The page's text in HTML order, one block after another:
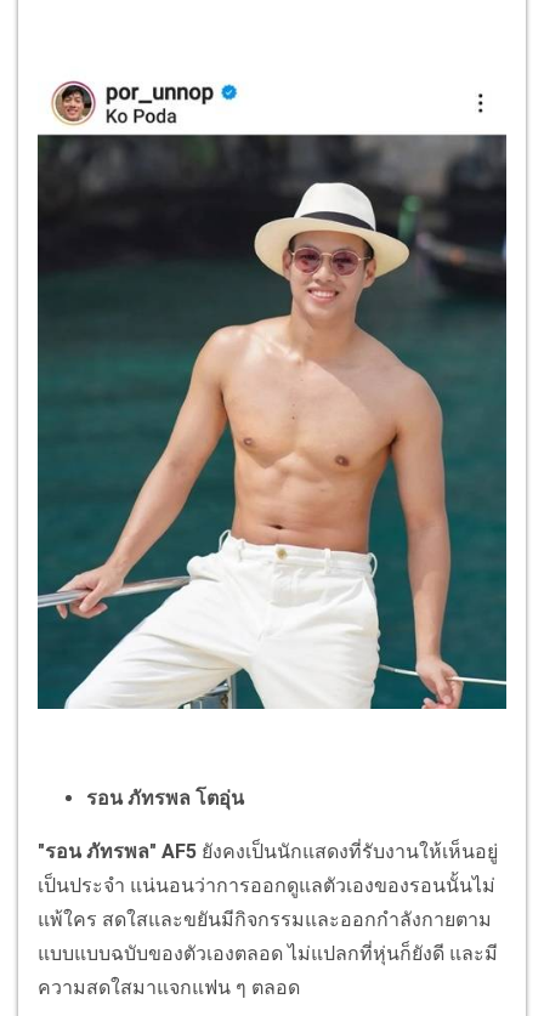
รอน ภัทรพล โตอุ่น
"รอน ภัทรพล" AF5 ยังคงเป็นนักแสดงที่รับงานให้เห็นอยู่
เป็นประจำ แน่นอนว่าการออกดูแลตัวเองของรอนนั้นไม่
แพ้ใคร สดใสและขยันมีกิจกรรมและออกกำลังกายตาม
แบบแบบฉบับของตัวเองตลอด ไม่แปลกที่หุ่นก็ยังดี และมี
ความสดใสมาแจกแฟน ๆ ตลอด